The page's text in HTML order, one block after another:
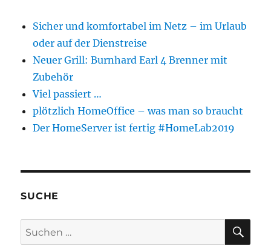
Sicher und komfortabel im Netz – im Urlaub
oder auf der Dienstreise
Neuer Grill: Burnhard Earl 4 Brenner mit
Zubehör
Viel passiert …
plötzlich HomeOffice – was man so braucht
Der HomeServer ist fertig #HomeLab2019
SUCHE
Suchen
nach: